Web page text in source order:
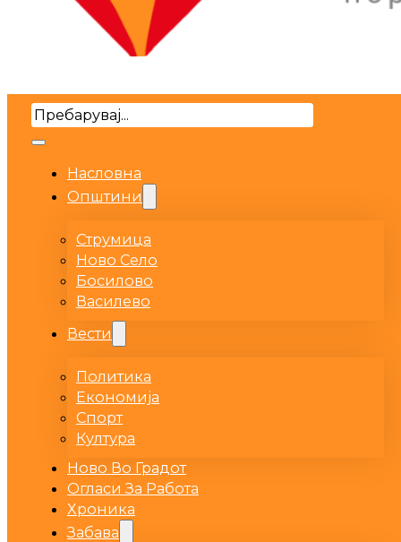
Search
Насловна
Општини
Струмица
Ново Село
Босилово
Василево
Вести
Политика
Економија
Спорт
Култура
Ново Во Градот
Огласи За Работа
Хроника
Забава